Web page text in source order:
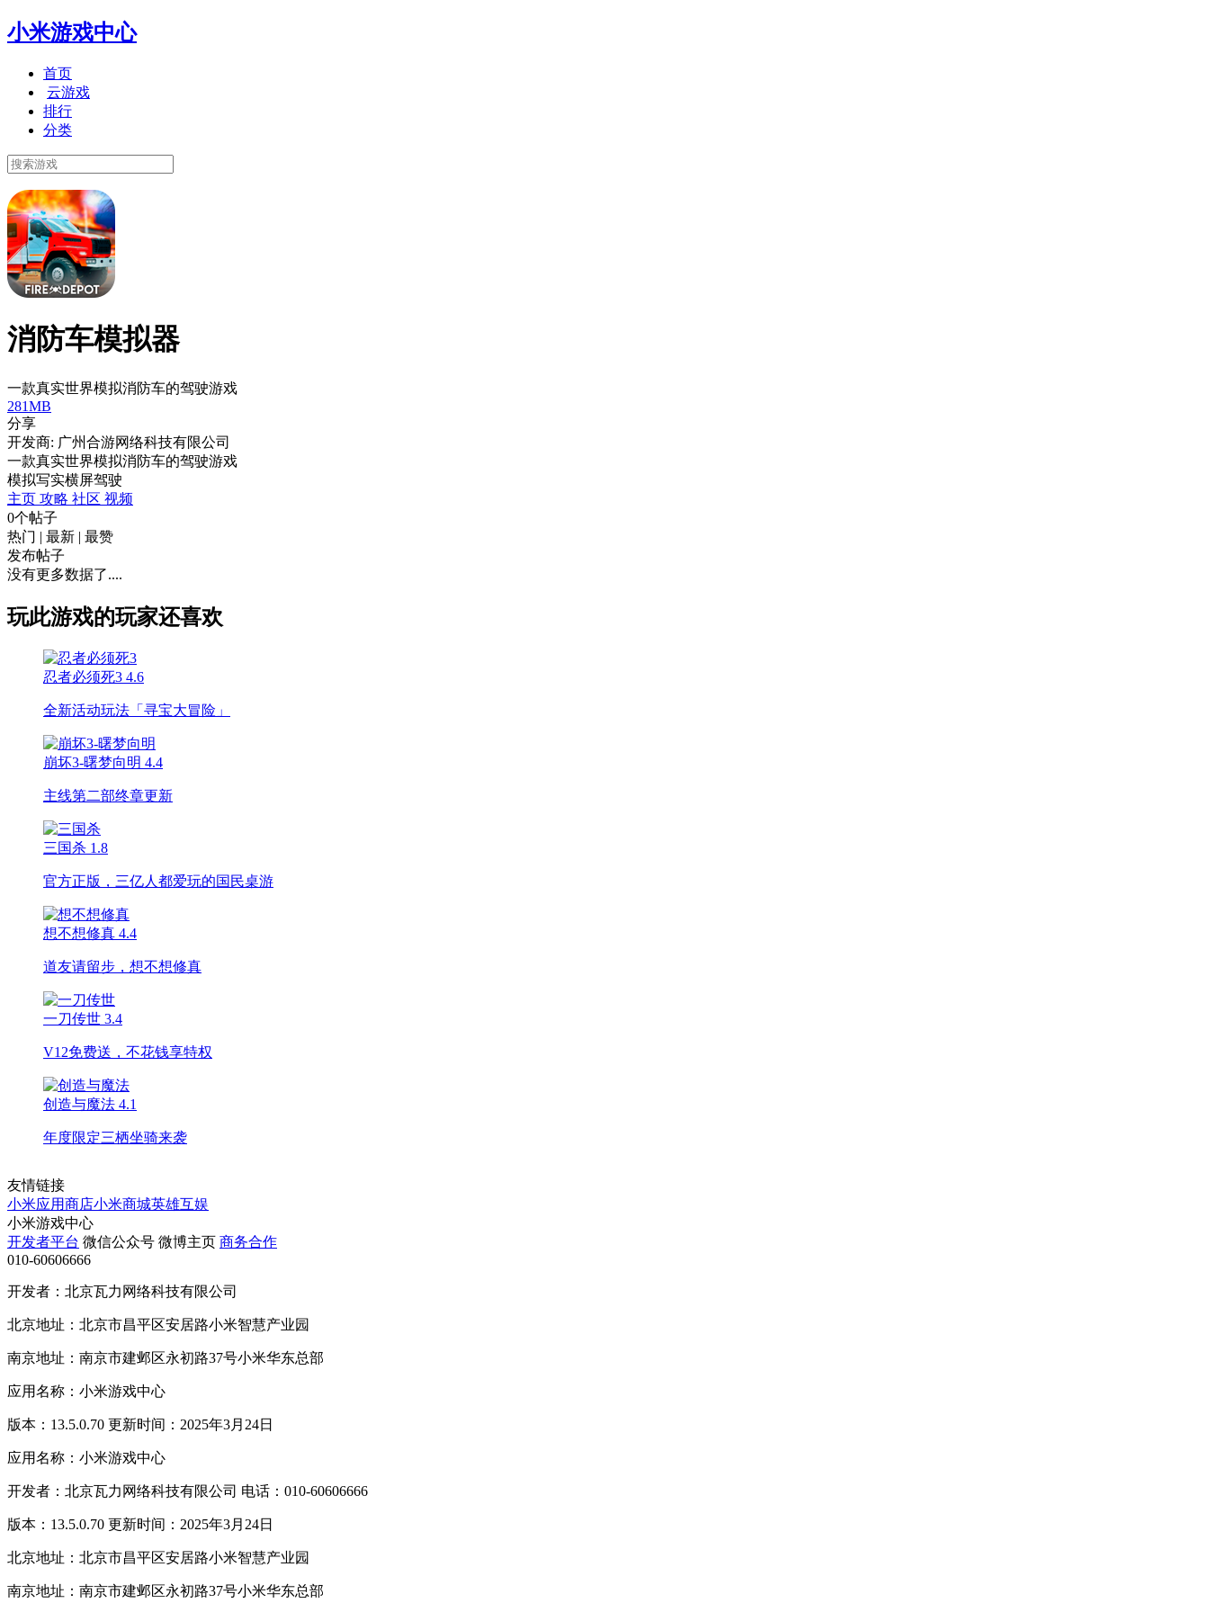
小米游戏中心
首页
云游戏
排行
分类
消防车模拟器
一款真实世界模拟消防车的驾驶游戏
281MB
分享
开发商: 广州合游网络科技有限公司
一款真实世界模拟消防车的驾驶游戏
模拟写实横屏驾驶
主页 攻略 社区 视频
0个帖子
热门 | 最新 | 最赞
发布帖子
没有更多数据了....
玩此游戏的玩家还喜欢
忍者必须死3 4.6
全新活动玩法「寻宝大冒险」
崩坏3-曙梦向明 4.4
主线第二部终章更新
三国杀 1.8
官方正版，三亿人都爱玩的国民桌游
想不想修真 4.4
道友请留步，想不想修真
一刀传世 3.4
V12免费送，不花钱享特权
创造与魔法 4.1
年度限定三栖坐骑来袭
友情链接
小米应用商店小米商城英雄互娱
小米游戏中心
开发者平台 微信公众号 微博主页 商务合作
010-60606666
开发者：北京瓦力网络科技有限公司
北京地址：北京市昌平区安居路小米智慧产业园
南京地址：南京市建邺区永初路37号小米华东总部
应用名称：小米游戏中心
版本：13.5.0.70 更新时间：2025年3月24日
应用名称：小米游戏中心
开发者：北京瓦力网络科技有限公司 电话：010-60606666
版本：13.5.0.70 更新时间：2025年3月24日
北京地址：北京市昌平区安居路小米智慧产业园
南京地址：南京市建邺区永初路37号小米华东总部